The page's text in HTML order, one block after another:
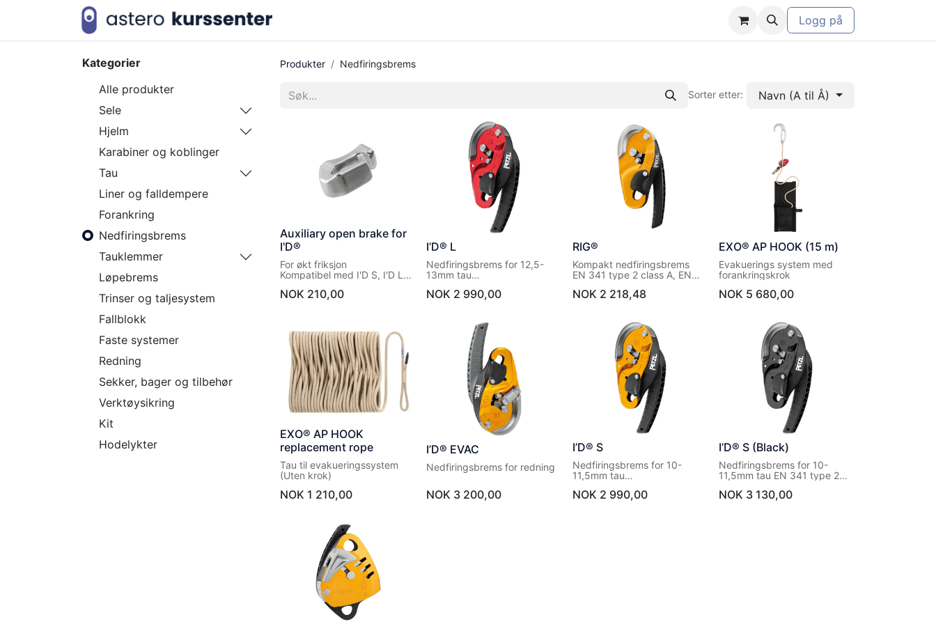
Logg på
Kategorier
Alle produkter
Sele
Hjelm
Karabiner og koblinger
Tau
Liner og falldempere
Forankring
Nedfiringsbrems
Tauklemmer
Løpebrems
Trinser og taljesystem
Fallblokk
Faste systemer
Redning
Sekker, bager og tilbehør
Verktøysikring
Kit
Hodelykter
Produkter Nedfiringsbrems
Sorter etter: Navn (A til Å)
Auxiliary open brake for
I'D®
For økt friksjon
Kompatibel med I'D S, I'D L
NOK 210,00
I’D® L
Nedfiringsbrems for 12,5-
13mm tau
12841 type C
NOK 2 990,00
RIG®
Kompakt nedfiringsbrems
EN 341 type 2 class A, EN
NOK 2 218,48
EXO® AP HOOK (15 m)
Evakuerings system med
forankringskrok
NOK 5 680,00
EXO® AP HOOK
replacement rope
Tau til evakueringssystem
(Uten krok)
NOK 1 210,00
I’D® EVAC
Nedfiringsbrems for redning
NOK 3 200,00
I’D® S
Nedfiringsbrems for 10-
11,5mm tau
12841 type C, EN 15151-1
NOK 2 990,00
I’D® S (Black)
Nedfiringsbrems for 10-
11,5mm tau EN 341 type 2
15151-1
NOK 3 130,00